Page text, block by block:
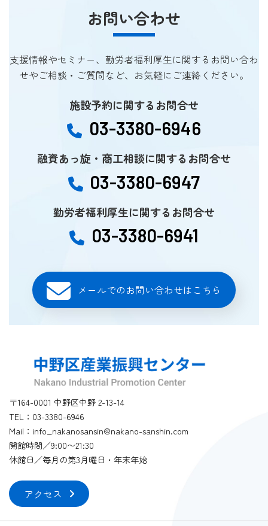
お問い合わせ
支援情報やセミナー、勤労者福利厚生に関するお問い合わ
せやご相談・ご質問など、お気軽にご連絡ください。
施設予約に関するお問合せ
03-3380-6946
融資あっ旋・商工相談に関するお問合せ
03-3380-6947
勤労者福利厚生に関するお問合せ
03-3380-6941
メールでのお問い合わせはこちら
〒164-0001 中野区中野 2-13-14
TEL：03-3380-6946
Mail：info_nakanosansin@nakano-sanshin.com
開館時間／9:00〜21:30
休館日／毎月の第3月曜日・年末年始
アクセス